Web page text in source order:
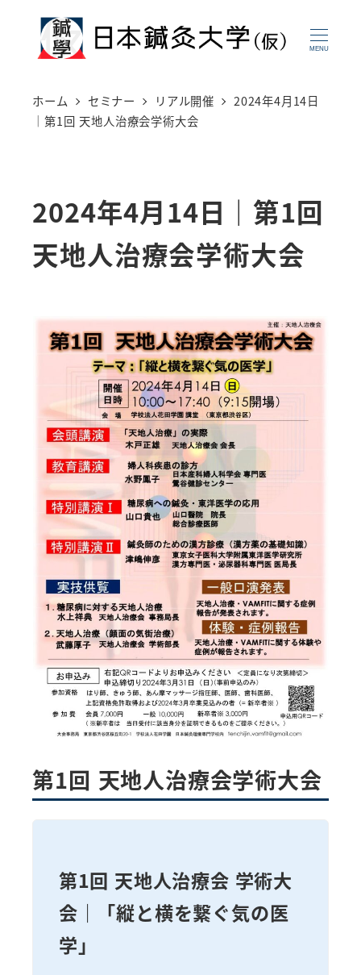
MENU
ホーム セミナー リアル開催
2024年4月14日
｜第1回 天地人治療会学術大会
2024年4月14日｜第1回
天地人治療会学術大会
第1回 天地人治療会学術大会
第1回 天地人治療会 学術大
会｜「縦と横を繋ぐ気の医
学」